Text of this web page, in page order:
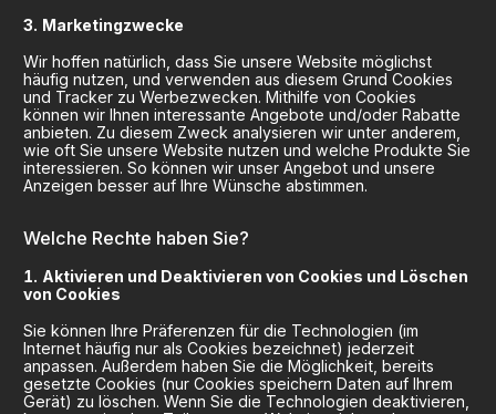
Marketingzwecke
Wir hoffen natürlich, dass Sie unsere Website möglichst
häufig nutzen, und verwenden aus diesem Grund Cookies
und Tracker zu Werbezwecken. Mithilfe von Cookies
können wir Ihnen interessante Angebote und/oder Rabatte
anbieten. Zu diesem Zweck analysieren wir unter anderem,
wie oft Sie unsere Website nutzen und welche Produkte Sie
interessieren. So können wir unser Angebot und unsere
Anzeigen besser auf Ihre Wünsche abstimmen.
Welche Rechte haben Sie?
Aktivieren und Deaktivieren von Cookies und Löschen
von Cookies
Sie können Ihre Präferenzen für die Technologien (im
Internet häufig nur als Cookies bezeichnet) jederzeit
anpassen. Außerdem haben Sie die Möglichkeit, bereits
gesetzte Cookies (nur Cookies speichern Daten auf Ihrem
Gerät) zu löschen. Wenn Sie die Technologien deaktivieren,